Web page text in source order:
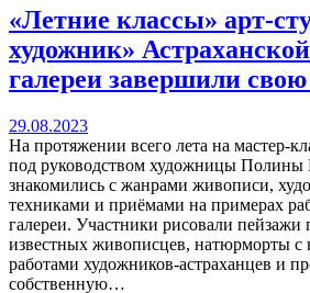
«Летние классы» арт-
художник»
галереи завершили свою
29.08.2023
На протяжении всего лета на мастер-
под руководством художницы
знакомились с жанрами живописи,
техниками и приёмами на примерах
галереи. Участники рисовали пейзажи
известных живописцев, натюрморты с
работами художников-астраханцев и
собственную…